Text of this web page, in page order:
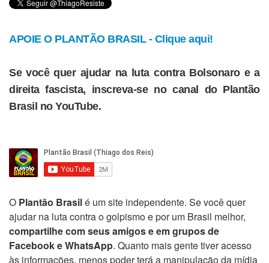
APOIE O PLANTÃO BRASIL - Clique aqui!
Se você quer ajudar na luta contra Bolsonaro e a
direita fascista, inscreva-se no canal do Plantão
Brasil no YouTube.
O Plantão Brasilé um site independente. Se você quer
ajudar na luta contra o golpismo e por um Brasil melhor,
compartilhe com seus amigos e em grupos de
Facebook e WhatsApp. Quanto mais gente tiver acesso
às informações, menos poder terá a manipulação da mídia